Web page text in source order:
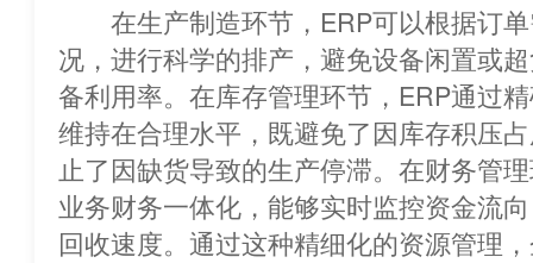
在生产制造环节，ERP可以根据订单
况，进行科学的排产，避免设备闲置
备利用率。在库存管理环节，ERP通过
维持在合理水平，既避免了因库存积压
止了因缺货导致的生产停滞。在财务管
业务财务一体化，能够实时监控资金流
回收速度。通过这种精细化的资源管理